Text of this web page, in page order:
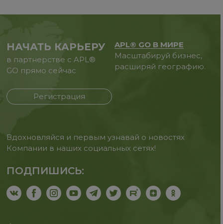
НАЧАТЬ КАРЬЕРУ
в партнерстве с APL®
GO прямо сейчас
Регистрация
APL® GO В МИРЕ
Масштабируй бизнес,
расширяй географию.
Вдохновляйся и первым узнавай о новостях
Компании в наших социальных сетях!
ПОДПИШИСЬ: